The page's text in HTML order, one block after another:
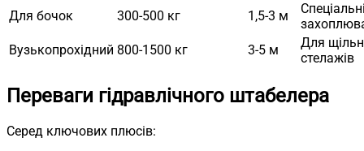
Для бочок
300-500 кг 1,5-3 м
Вузькопрохідний 800-1500 кг 3-5 м
Для
стелажів
Переваги гідравлічного штабелера
Серед ключових плюсів: